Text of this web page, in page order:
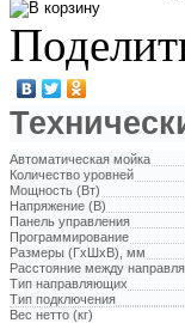
Автоматическая мойка
Количество уровней
Мощность (Вт)
Напряжение (В)
Панель управления
Программирование
Размеры (ГхШхВ), мм
Расстояние между
Тип направляющих
Тип подключения
Вес нетто (кг)